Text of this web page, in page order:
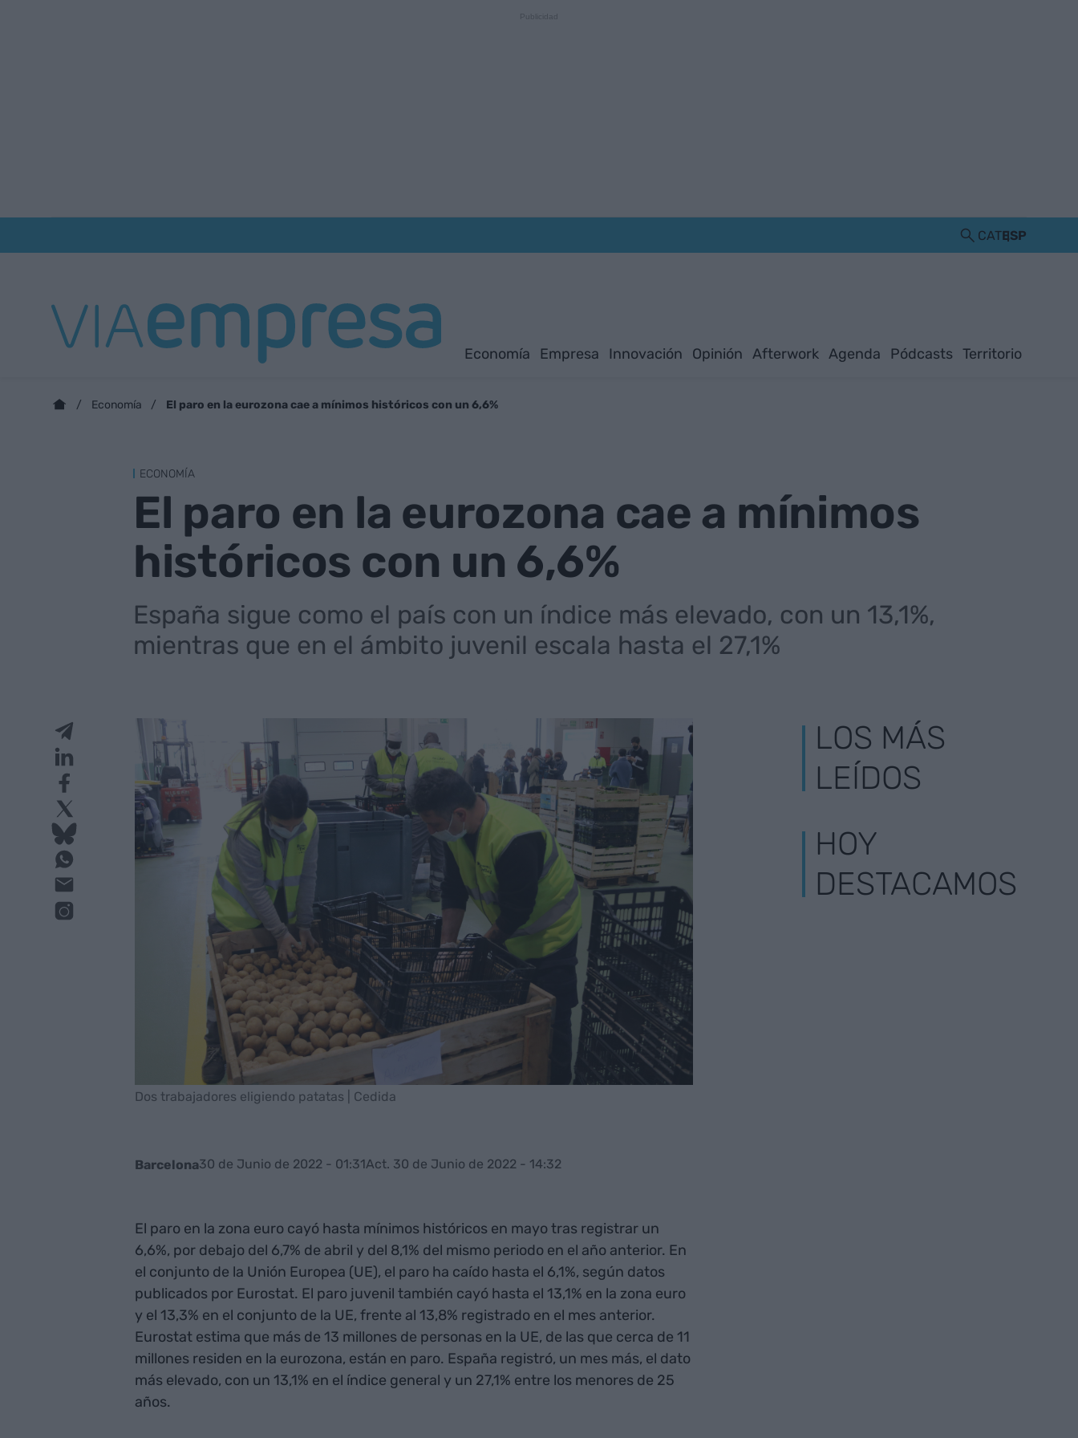
CATESP
Economía Empresa Innovación Opinión Afterwork Agenda Pódcasts Territorio
Economía El paro en la eurozona cae a mínimos históricos con un 6,6%
ECONOMÍA
El paro en la eurozona cae a mínimos
históricos con un 6,6%
España sigue como el país con un índice más elevado, con un 13,1%,
mientras que en el ámbito juvenil escala hasta el 27,1%
Dos trabajadores eligiendo patatas | Cedida
Barcelona30 de Junio de 2022 - 01:31Act. 30 de Junio de 2022 - 14:32
El paro en la zona euro cayó hasta mínimos históricos en mayo tras registrar un
6,6%, por debajo del 6,7% de abril y del 8,1% del mismo periodo en el año anterior. En
el conjunto de la Unión Europea (UE), el paro ha caído hasta el 6,1%, según datos
publicados por Eurostat. El paro juvenil también cayó hasta el 13,1% en la zona euro
y el 13,3% en el conjunto de la UE, frente al 13,8% registrado en el mes anterior.
Eurostat estima que más de 13 millones de personas en la UE, de las que cerca de 11
millones residen en la eurozona, están en paro. España registró, un mes más, el dato
más elevado, con un 13,1% en el índice general y un 27,1% entre los menores de 25
años.
LOS MÁS
LEÍDOS
HOY
DESTACAMOS